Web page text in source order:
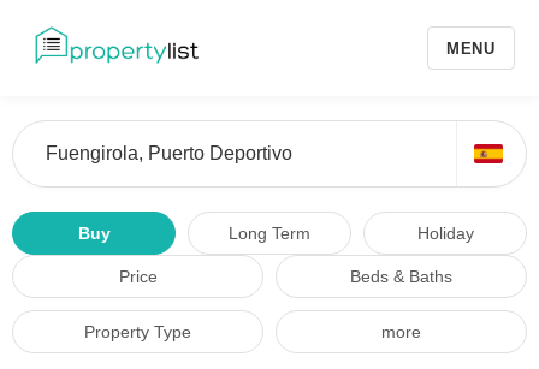
MENU
Buy Long Term Holiday
Price Beds & Baths
Property Type more